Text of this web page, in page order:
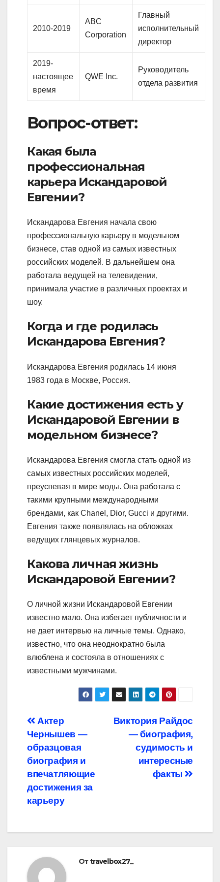
2010-2019
ABC
Corporation
Главный
исполнительный
директор
2019-
настоящее
время
QWE Inc.
Руководитель
отдела развития
Вопрос-ответ:
Какая была
профессиональная
карьера Искандаровой
Евгении?
Искандарова Евгения начала свою
профессиональную карьеру в модельном
бизнесе, став одной из самых известных
российских моделей. В дальнейшем она
работала ведущей на телевидении,
принимала участие в различных проектах и
шоу.
Когда и где родилась
Искандарова Евгения?
Искандарова Евгения родилась 14 июня
1983 года в Москве, Россия.
Какие достижения есть у
Искандаровой Евгении в
модельном бизнесе?
Искандарова Евгения смогла стать одной из
самых известных российских моделей,
преуспевая в мире моды. Она работала с
такими крупными международными
брендами, как Chanel, Dior, Gucci и другими.
Евгения также появлялась на обложках
ведущих глянцевых журналов.
Какова личная жизнь
Искандаровой Евгении?
О личной жизни Искандаровой Евгении
известно мало. Она избегает публичности и
не дает интервью на личные темы. Однако,
известно, что она неоднократно была
влюблена и состояла в отношениях с
известными мужчинами.
Навигация
по
записям
Виктория Райдос
— биография,
судимость и
интересные
факты
Актер
Чернышев —
образцовая
биография и
впечатляющие
достижения за
карьеру
Отtravelbox27_